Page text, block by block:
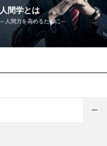
人間学とは
～人間力を高めるために～